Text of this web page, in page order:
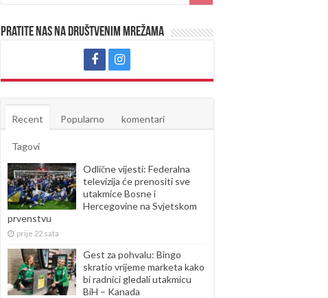
Pratite nas na društvenim mrežama
Recent Popularno komentari
Tagovi
Odlične vijesti: Federalna
televizija će prenositi sve
utakmice Bosne i
Hercegovine na Svjetskom
prvenstvu
prije 22 sata
Gest za pohvalu: Bingo
skratio vrijeme marketa kako
bi radnici gledali utakmicu
BiH – Kanada